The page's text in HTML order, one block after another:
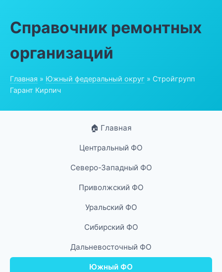
Справочник ремонтных
организаций
Главная » Южный федеральный округ » Стройгрупп
Гарант Кирпич
🏠 Главная
Центральный ФО
Северо-Западный ФО
Приволжский ФО
Уральский ФО
Сибирский ФО
Дальневосточный ФО
Южный ФО